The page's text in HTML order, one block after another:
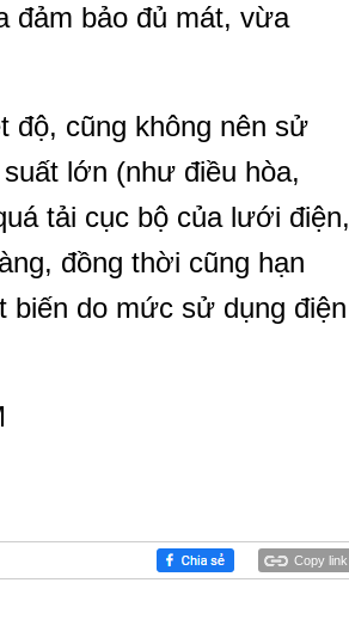
đảm bảo đủ mát, vừa
độ, cũng không nên sử
lớn (như điều hòa,
tải cục bộ của lưới điện,
đồng thời cũng hạn
biến do mức sử dụng điện
Copy link